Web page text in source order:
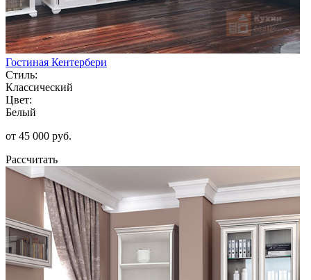
Гостиная Кентербери
Стиль:
Классический
Цвет:
Белый
от 45 000 руб.
Рассчитать